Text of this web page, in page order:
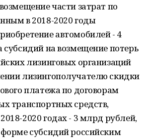
части затрат по
в 2018-2020 годы
автомобилей - 4
на возмещение потерь
лизинговых организаций
лизингополучателю скидки
платежа по договорам
транспортных средств,
2020 годах - 3 млрд рублей,
субсидий российским